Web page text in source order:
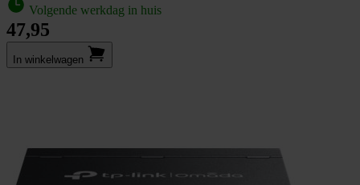
Volgende werkdag in huis
47,95
In winkel­wagen